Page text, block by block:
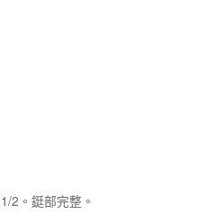
2。鋌部完整。